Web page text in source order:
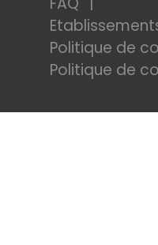
Politique de
Politique de